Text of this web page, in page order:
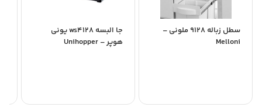
سطل زباله 9128 ملونی –
Melloni
جا البسه ws4128 یونی
هوپر – Unihopper